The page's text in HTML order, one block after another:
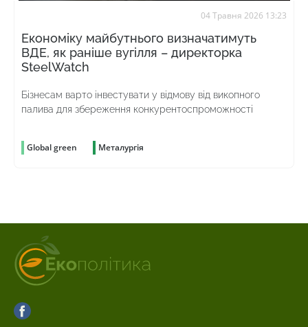
04 Травня 2026 13:23
Економіку майбутнього визначатимуть
ВДЕ, як раніше вугілля – директорка
SteelWatch
Бізнесам варто інвестувати у відмову від викопного
палива для збереження конкурентоспроможності
Global green Металургія